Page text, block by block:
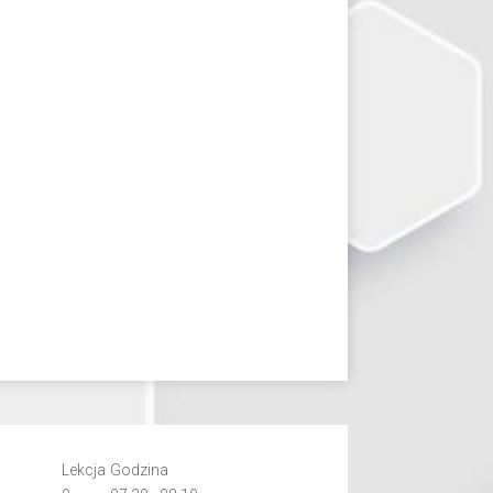
Lekcja Godzina